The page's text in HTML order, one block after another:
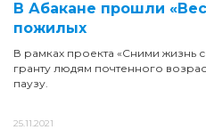
В Абакане прошли
пожилых
В рамках проекта «Сними жизнь
гранту людям почтенного
паузу.
25.11.2021